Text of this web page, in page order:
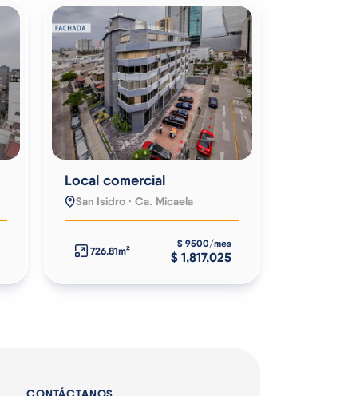
Local comercial
San Isidro · Ca. Micaela
726.81m²
$ 9500/mes
$ 1,817,025